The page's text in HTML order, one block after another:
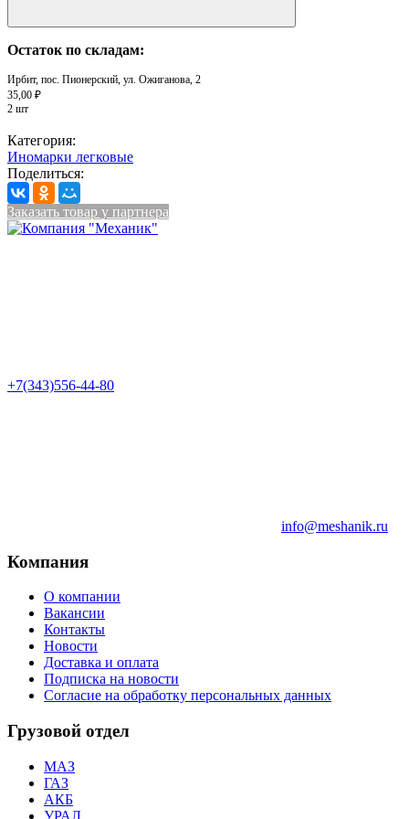
Остаток по складам:
Ирбит, пос. Пионерский, ул. Ожиганова, 2
35,00 ₽
2 шт
Категория:
Иномарки легковые
Поделиться:
Заказать товар у партнера
+7(343)556-44-80
info@meshanik.ru
Компания
О компании
Вакансии
Контакты
Новости
Доставка и оплата
Подписка на новости
Согласие на обработку персональных данных
Грузовой отдел
МАЗ
ГАЗ
АКБ
УРАЛ